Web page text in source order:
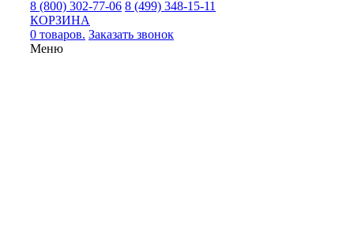
8 (800) 302-77-06 8 (499) 348-15-11
КОРЗИНА
0 товаров. Заказать звонок
Меню